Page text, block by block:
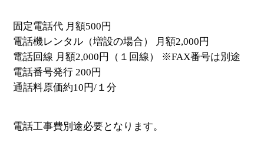
固定電話代 月額500円
電話機レンタル（増設の場合） 月額2,000円
電話回線 月額2,000円（１回線） ※FAX番号は別途
電話番号発行 200円
通話料原価約10円/１分
電話工事費別途必要となります。